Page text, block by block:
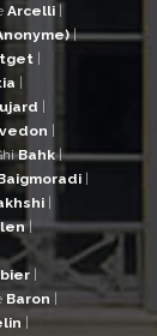
Arcelli |
|
|
|
|
|
Bahk|
|
|
|
|
Baron |
|